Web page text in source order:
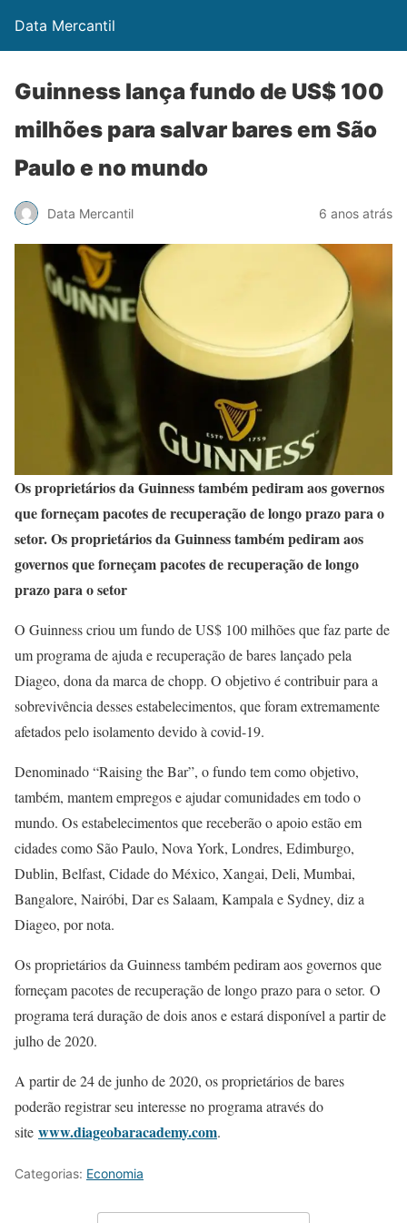
Data Mercantil
Guinness lança fundo de US$ 100
milhões para salvar bares em São
Paulo e no mundo
Data Mercantil 6 anos atrás
Os proprietários da Guinness também pediram aos governos
que forneçam pacotes de recuperação de longo prazo para o
setor. Os proprietários da Guinness também pediram aos
governos que forneçam pacotes de recuperação de longo
prazo para o setor
O Guinness criou um fundo de US$ 100 milhões que faz parte de
um programa de ajuda e recuperação de bares lançado pela
Diageo, dona da marca de chopp. O objetivo é contribuir para a
sobrevivência desses estabelecimentos, que foram extremamente
afetados pelo isolamento devido à covid-19.
Denominado “Raising the Bar”, o fundo tem como objetivo,
também, mantem empregos e ajudar comunidades em todo o
mundo. Os estabelecimentos que receberão o apoio estão em
cidades como São Paulo, Nova York, Londres, Edimburgo,
Dublin, Belfast, Cidade do México, Xangai, Deli, Mumbai,
Bangalore, Nairóbi, Dar es Salaam, Kampala e Sydney, diz a
Diageo, por nota.
Os proprietários da Guinness também pediram aos governos que
forneçam pacotes de recuperação de longo prazo para o setor. O
programa terá duração de dois anos e estará disponível a partir de
julho de 2020.
A partir de 24 de junho de 2020, os proprietários de bares
poderão registrar seu interesse no programa através do
site www.diageobaracademy.com.
Categorias: Economia